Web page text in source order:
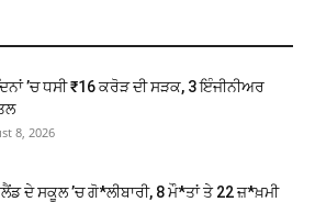
’ਚ ਧਸੀ ₹16 ਕਰੋੜ ਦੀ ਸੜਕ, 3 ਇੰਜੀਨੀਅਰ
8, 2026
ਦੇ ਸਕੂਲ ’ਚ ਗੋ*ਲੀਬਾਰੀ, 8 ਮੌ*ਤਾਂ ਤੇ 22 ਜ਼*ਖ਼ਮੀ